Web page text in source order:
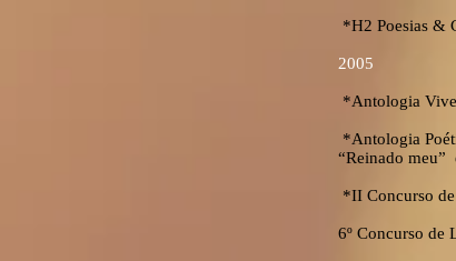
*H2 Poesias &
2005
*Antologia
*Antologia
“Reinado
*II Concurso
6º Concurso de